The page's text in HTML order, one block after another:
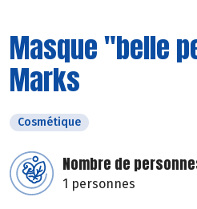
Masque "belle
Marks
Cosmétique
Nombre de
1 personnes